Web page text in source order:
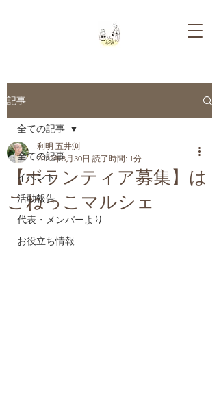
記事
全ての記事
イベント
活動報告
代表・メンバーより
お役立ち情報
全ての記事
【ボランティア募集】は
こねっこマルシェ
利明 五井渕
2022年8月30日 読了時間: 1分